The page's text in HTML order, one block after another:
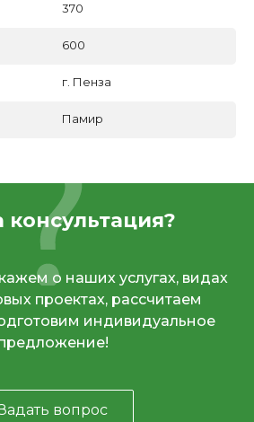
370
600
г. Пенза
Памир
о наших услугах, видах
проектах, рассчитаем
индивидуальное
вопрос